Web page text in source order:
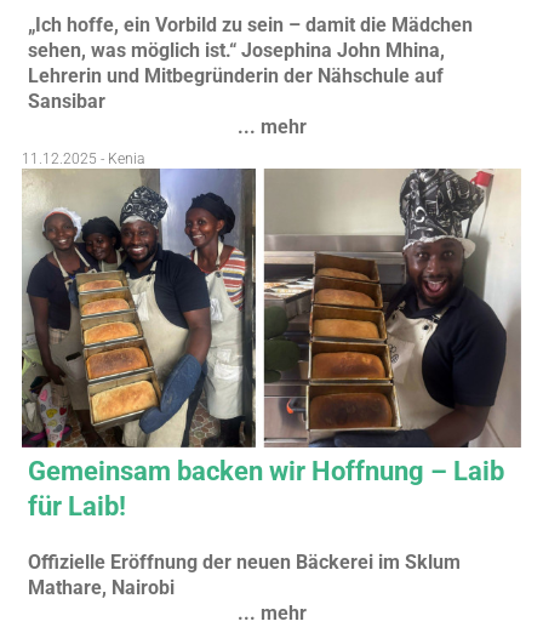
„Ich hoffe, ein Vorbild zu sein – damit die Mädchen
sehen, was möglich ist.“ Josephina John Mhina,
Lehrerin und Mitbegründerin der Nähschule auf
Sansibar
... mehr
11.12.2025 - Kenia
Gemeinsam backen wir Hoffnung – Laib
für Laib!
Offizielle Eröffnung der neuen Bäckerei im Sklum
Mathare, Nairobi
... mehr